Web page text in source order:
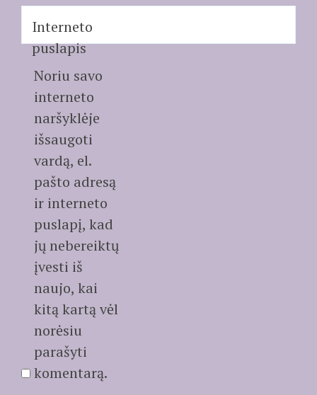
Interneto
puslapis
Noriu savo
interneto
naršyklėje
išsaugoti
vardą, el.
pašto adresą
ir interneto
puslapį, kad
jų nebereiktų
įvesti iš
naujo, kai
kitą kartą vėl
norėsiu
parašyti
komentarą.